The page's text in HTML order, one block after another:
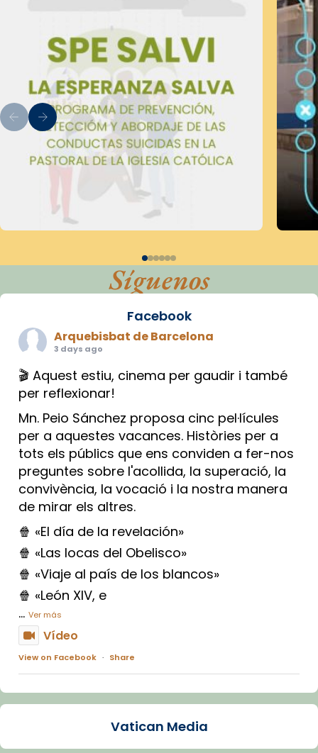
Síguenos
Facebook
Arquebisbat de Barcelona
3 days ago
🎬 Aquest estiu, cinema per gaudir i també
per reflexionar!
Mn. Peio Sánchez proposa cinc pel·lícules
per a aquestes vacances. Històries per a
tots els públics que ens conviden a fer-nos
preguntes sobre l'acollida, la superació, la
convivència, la vocació i la nostra manera
de mirar els altres.
🍿 «El día de la revelación»
🍿 «Las locas del Obelisco»
🍿 «Viaje al país de los blancos»
🍿 «León XIV, e
... Ver más
Vídeo
View on Facebook · Share
Arquebisbat de Barcelona
La Carmina va patir depressió. Fa gairebé
Vatican Media